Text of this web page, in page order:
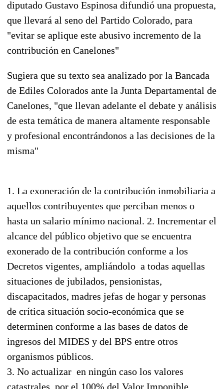
diputado Gustavo Espinosa difundió una propuesta,
que llevará al seno del Partido Colorado, para
"evitar se aplique este abusivo incremento de la
contribución en Canelones"
Sugiera que su texto sea analizado por la Bancada
de Ediles Colorados ante la Junta Departamental de
Canelones, "que llevan adelante el debate y análisis
de esta temática de manera altamente responsable
y profesional encontrándonos a las decisiones de la
misma"
1. La exoneración de la contribución inmobiliaria a
aquellos contribuyentes que perciban menos o
hasta un salario mínimo nacional. 2. Incrementar el
alcance del público objetivo que se encuentra
exonerado de la contribución conforme a los
Decretos vigentes, ampliándolo a todas aquellas
situaciones de jubilados, pensionistas,
discapacitados, madres jefas de hogar y personas
de crítica situación socio-económica que se
determinen conforme a las bases de datos de
ingresos del MIDES y del BPS entre otros
organismos públicos.
3. No actualizar en ningún caso los valores
catastrales por el 100% del Valor Imponible